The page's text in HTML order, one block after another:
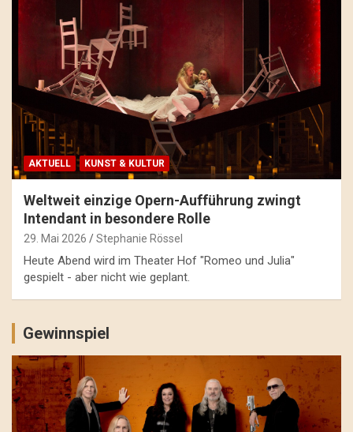
AKTUELL KUNST & KULTUR
Weltweit einzige Opern-Aufführung zwingt
Intendant in besondere Rolle
29. Mai 2026 Stephanie Rössel
Heute Abend wird im Theater Hof "Romeo und Julia"
gespielt - aber nicht wie geplant.
Gewinnspiel